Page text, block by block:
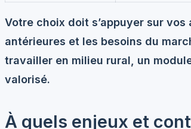
Votre choix doit s’appuyer sur
antérieures et les besoins du
travailler en milieu rural, un
valorisé.
À quels enjeux et